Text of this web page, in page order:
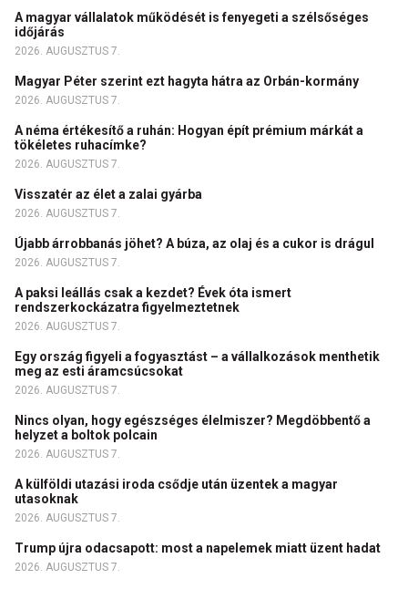
A magyar vállalatok működését is fenyegeti a szélsőséges
időjárás
2026. AUGUSZTUS 7.
Magyar Péter szerint ezt hagyta hátra az Orbán-kormány
2026. AUGUSZTUS 7.
A néma értékesítő a ruhán: Hogyan épít prémium márkát a
tökéletes ruhacímke?
2026. AUGUSZTUS 7.
Visszatér az élet a zalai gyárba
2026. AUGUSZTUS 7.
Újabb árrobbanás jöhet? A búza, az olaj és a cukor is drágul
2026. AUGUSZTUS 7.
A paksi leállás csak a kezdet? Évek óta ismert
rendszerkockázatra figyelmeztetnek
2026. AUGUSZTUS 7.
Egy ország figyeli a fogyasztást – a vállalkozások menthetik
meg az esti áramcsúcsokat
2026. AUGUSZTUS 7.
Nincs olyan, hogy egészséges élelmiszer? Megdöbbentő a
helyzet a boltok polcain
2026. AUGUSZTUS 7.
A külföldi utazási iroda csődje után üzentek a magyar
utasoknak
2026. AUGUSZTUS 7.
Trump újra odacsapott: most a napelemek miatt üzent hadat
2026. AUGUSZTUS 7.